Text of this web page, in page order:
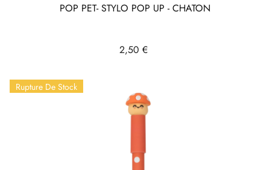
POP PET- STYLO POP UP - CHATON
Prix
2,50 €
Rupture De Stock